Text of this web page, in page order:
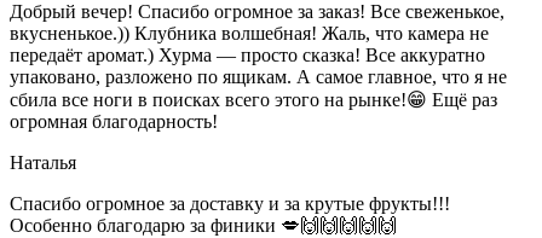
Добрый вечер! Спасибо огромное за заказ! Все свеженькое,
вкусненькое.)) Клубника волшебная! Жаль, что камера не
передаёт аромат.) Хурма — просто сказка! Все аккуратно
упаковано, разложено по ящикам. А самое главное, что я не
сбила все ноги в поисках всего этого на рынке!😁 Ещё раз
огромная благодарность!
Наталья
Спасибо огромное за доставку и за крутые фрукты!!!
Особенно благодарю за финики 💋🙌🙌🙌🙌🙌